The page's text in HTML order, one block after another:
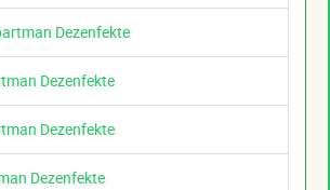
Dezenfekte
Dezenfekte
Dezenfekte
Dezenfekte